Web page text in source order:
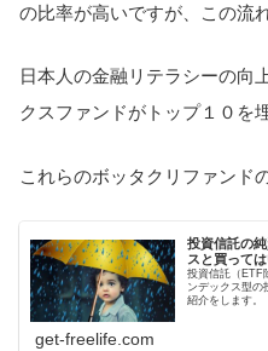
の比率が高いですが、この流
日本人の金融リテラシーの向
クスファンドがトップ１０を
これらのボッタクリファンド
投資信託の
スと買って
投資信託（ETF
ンデックス型の
紹介をします。
get-freelife.com